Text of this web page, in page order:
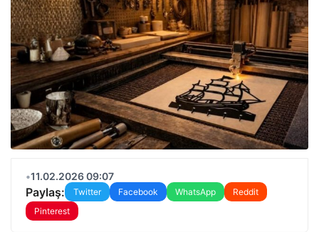
•11.02.2026 09:07
Paylaş: Twitter Facebook WhatsApp
Reddit
Pinterest